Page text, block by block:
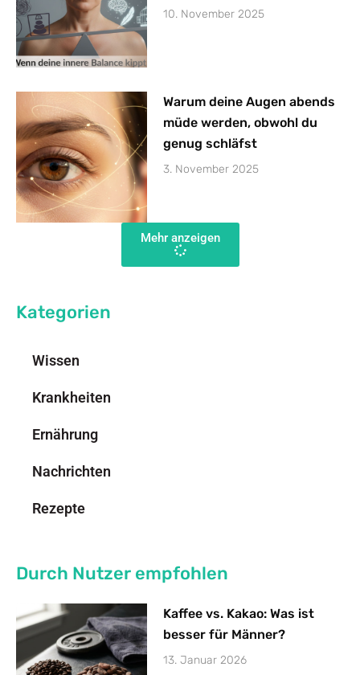
10. November 2025
Warum deine Augen abends
müde werden, obwohl du
genug schläfst
3. November 2025
Mehr anzeigen
Kategorien
Wissen
Krankheiten
Ernährung
Nachrichten
Rezepte
Durch Nutzer empfohlen
Kaffee vs. Kakao: Was ist
besser für Männer?
13. Januar 2026